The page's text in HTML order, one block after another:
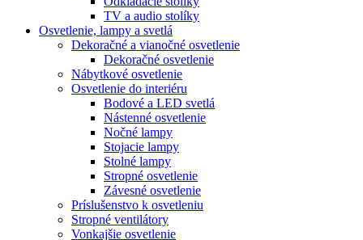
TV a audio stolíky
Osvetlenie, lampy a svetlá
Dekoračné a vianočné osvetlenie
Dekoračné osvetlenie
Nábytkové osvetlenie
Osvetlenie do interiéru
Bodové a LED svetlá
Nástenné osvetlenie
Nočné lampy
Stojacie lampy
Stolné lampy
Stropné osvetlenie
Závesné osvetlenie
Príslušenstvo k osvetleniu
Stropné ventilátory
Vonkajšie osvetlenie